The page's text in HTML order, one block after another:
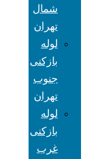
شمال
تهران
لوله
بازکنی
جنوب
تهران
لوله
بازکنی
غرب